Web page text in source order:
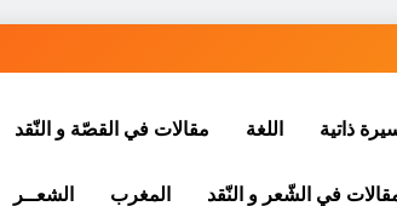
ذاتية اللغة مقالات في القصّة و النّقد
في الشّعر و النّقد المغرب الشعــر